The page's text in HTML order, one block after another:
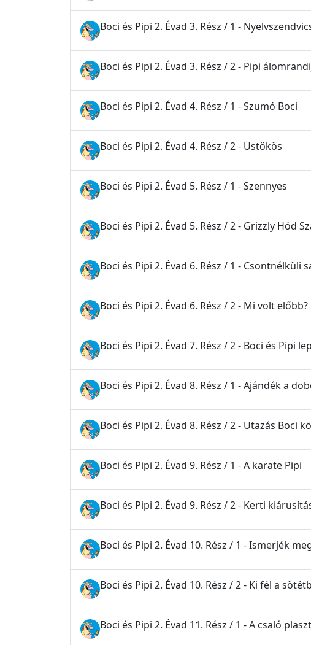
Boci és Pipi 2. Évad 3. Rész / 1 -
Boci és Pipi 2. Évad 3. Rész / 2 - Pipi
Boci és Pipi 2. Évad 4. Rész / 1 - Szumó Boci
Boci és Pipi 2. Évad 4. Rész / 2 - Üstökös
Boci és Pipi 2. Évad 5. Rész / 1 - Szennyes
Boci és Pipi 2. Évad 5. Rész / 2 - Grizzly Hód
Boci és Pipi 2. Évad 6. Rész / 1 - Csontnélküli
Boci és Pipi 2. Évad 6. Rész / 2 - Mi volt előbb?
Boci és Pipi 2. Évad 7. Rész / 2 - Boci és Pipi
Boci és Pipi 2. Évad 8. Rész / 1 - Ajándék a
Boci és Pipi 2. Évad 8. Rész / 2 - Utazás Boci
Boci és Pipi 2. Évad 9. Rész / 1 - A karate Pipi
Boci és Pipi 2. Évad 9. Rész / 2 - Kerti
Boci és Pipi 2. Évad 10. Rész / 1 - Ismerjék
Boci és Pipi 2. Évad 10. Rész / 2 - Ki fél a
Boci és Pipi 2. Évad 11. Rész / 1 - A csaló